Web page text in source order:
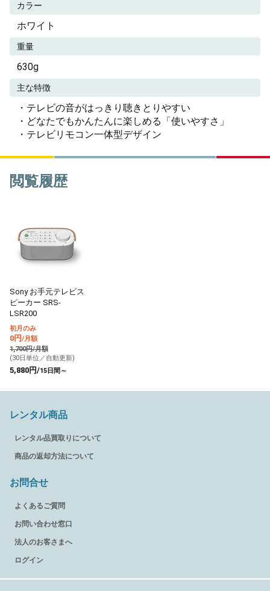
カラー
ホワイト
重量
630g
主な特徴
・テレビの音がはっきり聴きとりやすい
・どなたでもかんたんに楽しめる「使いやすさ」
・テレビリモコン一体型デザイン
閲覧履歴
Sony お手元テレビス
ピーカー SRS-
LSR200
初月のみ
0円/月額
1,700円/月額
(30日単位／自動更新)
5,880円/15日間～
レンタル商品
レンタル品買取りについて
商品の返却方法について
お問合せ
よくあるご質問
お問い合わせ窓口
法人のお客さまへ
ログイン